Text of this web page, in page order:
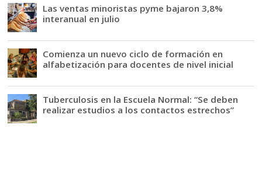
Las ventas minoristas pyme bajaron 3,8%
interanual en julio
Comienza un nuevo ciclo de formación en
alfabetización para docentes de nivel inicial
Tuberculosis en la Escuela Normal: “Se deben
realizar estudios a los contactos estrechos”